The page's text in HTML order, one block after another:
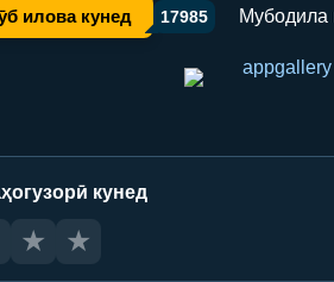
илова кунед 17985 Мубодила
кунед
★ ★